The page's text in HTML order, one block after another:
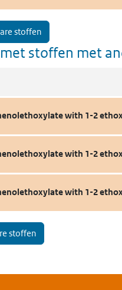
stoffen
stoffen met
with 1-2
with 1-2
with 1-2
stoffen